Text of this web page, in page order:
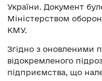
України. Документ
Міністерством
КМУ.
Згідно з оновленими
відокремленого
підприємства, що